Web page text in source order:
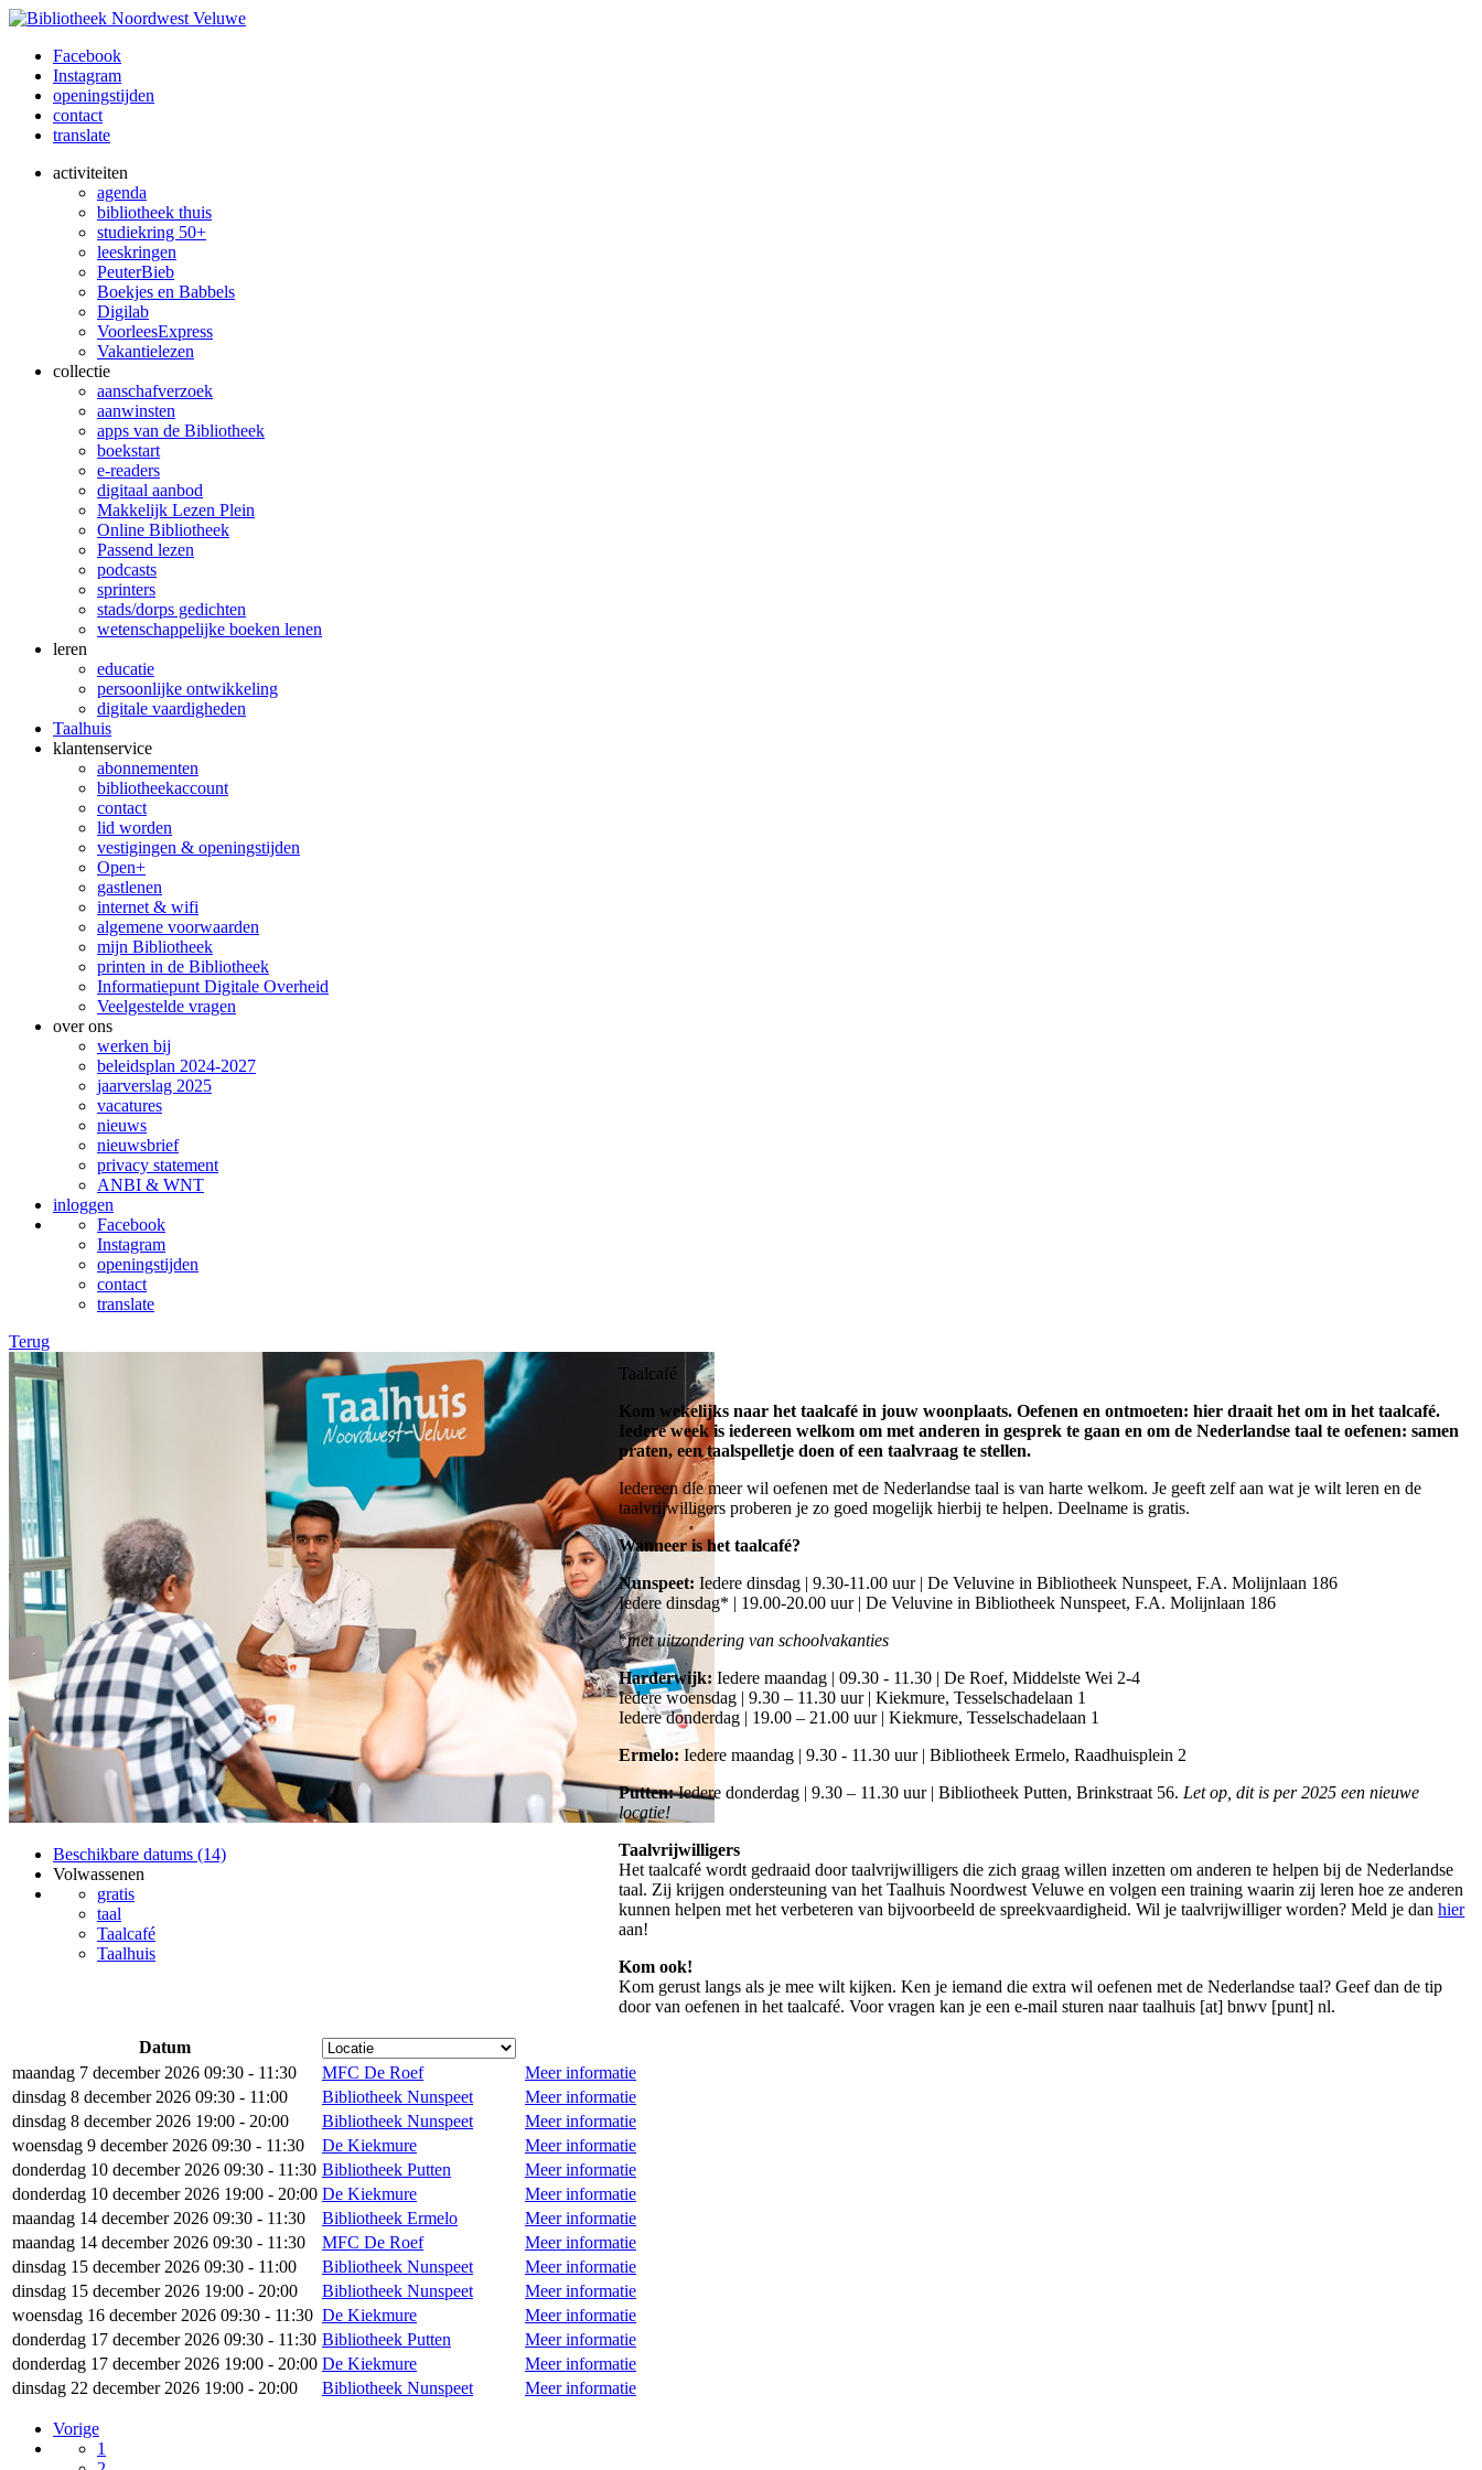
Facebook
Instagram
openingstijden
contact
translate
activiteiten
agenda
bibliotheek thuis
studiekring 50+
leeskringen
PeuterBieb
Boekjes en Babbels
Digilab
VoorleesExpress
Vakantielezen
collectie
aanschafverzoek
aanwinsten
apps van de Bibliotheek
boekstart
e-readers
digitaal aanbod
Makkelijk Lezen Plein
Online Bibliotheek
Passend lezen
podcasts
sprinters
stads/dorps gedichten
wetenschappelijke boeken lenen
leren
educatie
persoonlijke ontwikkeling
digitale vaardigheden
Taalhuis
klanten­service
abonnementen
bibliotheekaccount
contact
lid worden
vestigingen & openingstijden
Open+
gastlenen
internet & wifi
algemene voorwaarden
mijn Bibliotheek
printen in de Bibliotheek
Informatiepunt Digitale Overheid
Veelgestelde vragen
over ons
werken bij
beleidsplan 2024-2027
jaarverslag 2025
vacatures
nieuws
nieuwsbrief
privacy statement
ANBI & WNT
inloggen
Facebook
Instagram
openingstijden
contact
translate
Terug
Beschikbare datums (14)
Volwassenen
gratis
taal
Taalcafé
Taalhuis
Taalcafé
Kom wekelijks naar het taalcafé in jouw woonplaats. Oefenen en ontmoeten: hier draait het om in het taalcafé.
Iedere week is iedereen welkom om met anderen in gesprek te gaan en om de Nederlandse taal te oefenen: samen
praten, een taalspelletje doen of een taalvraag te stellen.
Iedereen die meer wil oefenen met de Nederlandse taal is van harte welkom. Je geeft zelf aan wat je wilt leren en de
taalvrijwilligers proberen je zo goed mogelijk hierbij te helpen. Deelname is gratis.
Wanneer is het taalcafé?
Nunspeet: Iedere dinsdag | 9.30-11.00 uur | De Veluvine in Bibliotheek Nunspeet, F.A. Molijnlaan 186
Iedere dinsdag* | 19.00-20.00 uur | De Veluvine in Bibliotheek Nunspeet, F.A. Molijnlaan 186
*met uitzondering van schoolvakanties
Harderwijk: Iedere maandag | 09.30 - 11.30 | De Roef, Middelste Wei 2-4
Iedere woensdag | 9.30 – 11.30 uur | Kiekmure, Tesselschadelaan 1
Iedere donderdag | 19.00 – 21.00 uur | Kiekmure, Tesselschadelaan 1
Ermelo: Iedere maandag | 9.30 - 11.30 uur | Bibliotheek Ermelo, Raadhuisplein 2
Putten:Iedere donderdag | 9.30 – 11.30 uur | Bibliotheek Putten, Brinkstraat 56. Let op, dit is per 2025 een nieuwe
locatie!
Taalvrijwilligers
Het taalcafé wordt gedraaid door taalvrijwilligers die zich graag willen inzetten om anderen te helpen bij de Nederlandse
taal. Zij krijgen ondersteuning van het Taalhuis Noordwest Veluwe en volgen een training waarin zij leren hoe ze anderen
kunnen helpen met het verbeteren van bijvoorbeeld de spreekvaardigheid. Wil je taalvrijwilliger worden? Meld je danhier
aan!
Kom ook!
Kom gerust langs als je mee wilt kijken. Ken je iemand die extra wil oefenen met de Nederlandse taal? Geef dan de tip
door van oefenen in het taalcafé. Voor vragen kan je een e-mail sturen naartaalhuis [at] bnwv [punt] nl.
Datum
maandag 7 december 2026 09:30 - 11:30
MFC De Roef
Meer informatie
dinsdag 8 december 2026 09:30 - 11:00
Bibliotheek Nunspeet
Meer informatie
dinsdag 8 december 2026 19:00 - 20:00
Bibliotheek Nunspeet
Meer informatie
woensdag 9 december 2026 09:30 - 11:30
De Kiekmure
Meer informatie
donderdag 10 december 2026 09:30 - 11:30 Bibliotheek Putten
Meer informatie
donderdag 10 december 2026 19:00 - 20:00 De Kiekmure
Meer informatie
maandag 14 december 2026 09:30 - 11:30
Bibliotheek Ermelo
Meer informatie
maandag 14 december 2026 09:30 - 11:30
MFC De Roef
Meer informatie
dinsdag 15 december 2026 09:30 - 11:00
Bibliotheek Nunspeet
Meer informatie
dinsdag 15 december 2026 19:00 - 20:00
Bibliotheek Nunspeet
Meer informatie
woensdag 16 december 2026 09:30 - 11:30 De Kiekmure
Meer informatie
donderdag 17 december 2026 09:30 - 11:30 Bibliotheek Putten
Meer informatie
donderdag 17 december 2026 19:00 - 20:00 De Kiekmure
Meer informatie
dinsdag 22 december 2026 19:00 - 20:00
Bibliotheek Nunspeet Meer informatie
Vorige
1